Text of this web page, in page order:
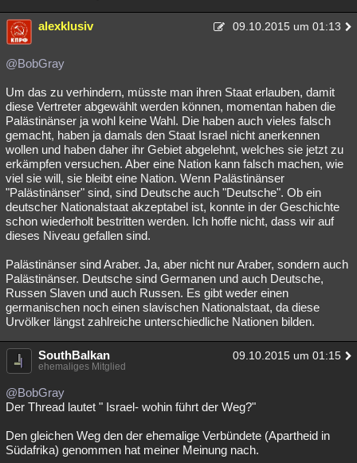
alexklusiv 09.10.2015 um 01:13
@BobGray
Um das zu verhindern, müsste man ihren Staat erlauben, damit
diese Vertreter abgewählt werden können, momentan haben die
Palästinänser ja wohl keine Wahl. Die haben auch vieles falsch
gemacht, haben ja damals den Staat Israel nicht anerkennen
wollen und haben daher ihr Gebiet abgelehnt, welches sie jetzt zu
erkämpfen versuchen. Aber eine Nation kann falsch machen, wie
viel sie will, sie bleibt eine Nation. Wenn Palästinänser
"Palästinänser" sind, sind Deutsche auch "Deutsche". Ob ein
deutscher Nationalstaat akzeptabel ist, konnte in der Geschichte
schon wiederholt bestritten werden. Ich hoffe nicht, dass wir auf
dieses Niveau gefallen sind.
Palästinänser sind Araber. Ja, aber nicht nur Araber, sondern auch
Palästinänser. Deutsche sind Germanen und auch Deutsche,
Russen Slaven und auch Russen. Es gibt weder einen
germanischen noch einen slavischen Nationalstaat, da diese
Urvölker längst zahlreiche unterschiedliche Nationen bilden.
SouthBalkan 09.10.2015 um 01:15
ehemaliges Mitglied
@BobGray
Der Thread lautet " Israel- wohin führt der Weg?"
Den gleichen Weg den der ehemalige Verbündete (Apartheid in
Südafrika) genommen hat meiner Meinung nach.